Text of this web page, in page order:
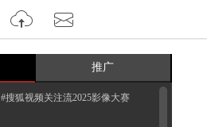
推广
#搜狐视频关注流2025影像大赛